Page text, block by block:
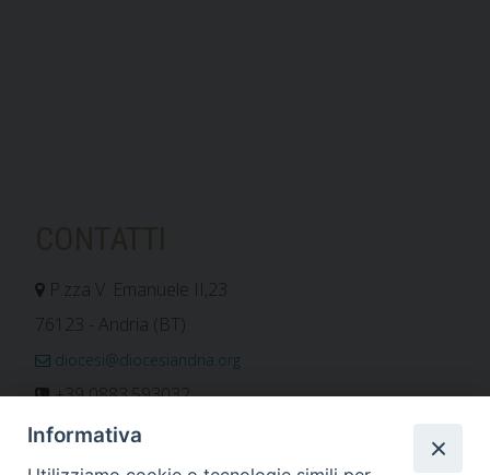
P.zza V. Emanuele II,23
76123 - Andria (BT)
diocesi@diocesiandria.org
+39 0883.593032
+39 0883.592596
Informativa